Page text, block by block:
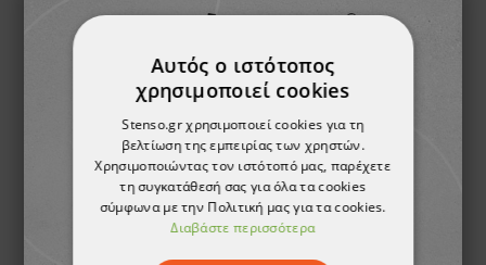
Παντελόνι εργασίας KASTOR OLIVE
Αυτός ο ιστότοπος
χρησιμοποιεί cookies
Stenso.gr χρησιμοποιεί cookies για τη
βελτίωση της εμπειρίας των χρηστών.
Χρησιμοποιώντας τον ιστότοπό μας, παρέχετε
τη συγκατάθεσή σας για όλα τα cookies
σύμφωνα με την Πολιτική μας για τα cookies.
Διαβάστε περισσότερα